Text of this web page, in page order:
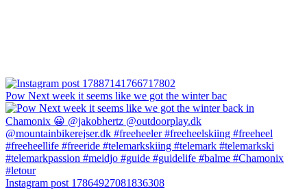
Pow Next week it seems like we got the winter bac
Instagram post 17864927081836308